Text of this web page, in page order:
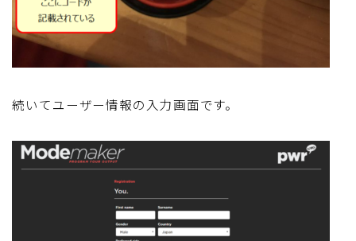
続いてユーザー情報の入力画面です。